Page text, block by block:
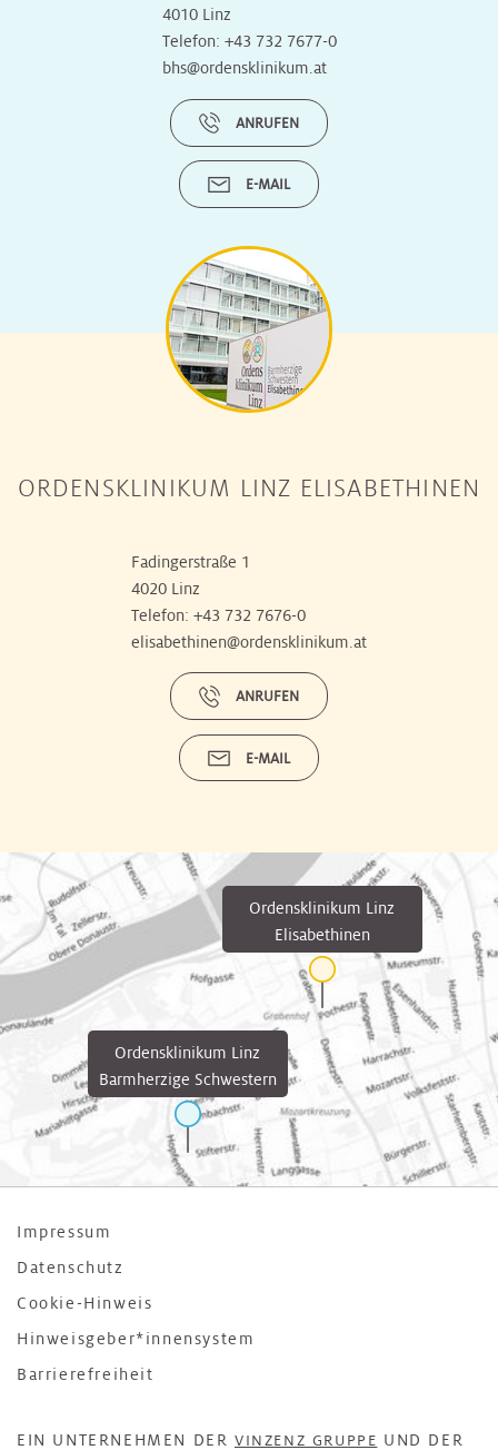
4010 Linz
Telefon: +43 732 7677-0
bhs@ordensklinikum.at
ANRUFEN
E-MAIL
ORDENSKLINIKUM LINZ ELISABETHINEN
Fadingerstraße 1
4020 Linz
Telefon: +43 732 7676-0
elisabethinen@ordensklinikum.at
ANRUFEN
E-MAIL
Ordensklinikum Linz
Barmherzige Schwestern
Ordensklinikum Linz
Elisabethinen
Impressum
Datenschutz
Cookie-Hinweis
Hinweisgeber*innensystem
Barrierefreiheit
EIN UNTERNEHMEN DER VINZENZ GRUPPE UND DER